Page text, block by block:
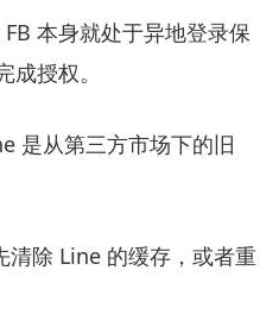
本身就处于异地登录保
授权。
是从第三方市场下的旧
清除 Line 的缓存，或者重